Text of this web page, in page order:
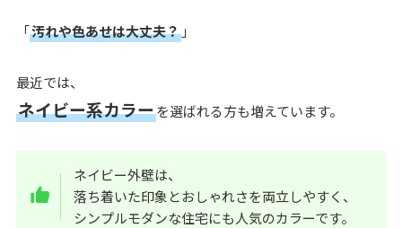
「汚れや色あせは大丈夫？」
最近では、
ネイビー系カラーを選ばれる方も増えています。
ネイビー外壁は、
落ち着いた印象とおしゃれさを両立しやすく、
シンプルモダンな住宅にも人気のカラーです。